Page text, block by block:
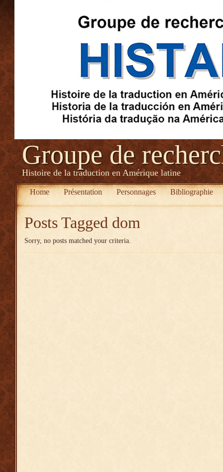
Groupe de
Histoire de la traduction en Amérique latine
Home Présentation Personnages Bibliographie
Posts Tagged dom
Sorry, no posts matched your criteria.